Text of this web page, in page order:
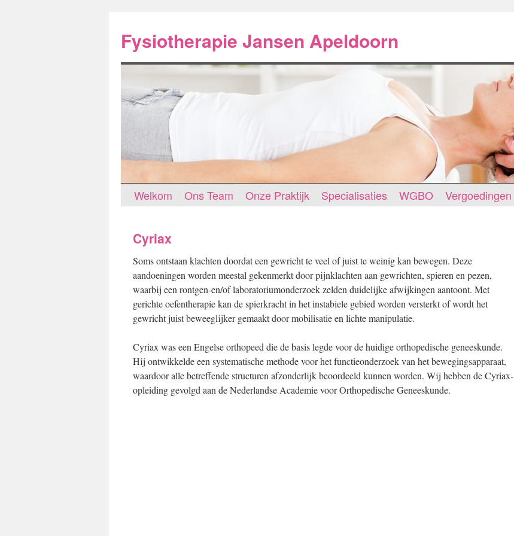
inhoudFysiotherapie Jansen Apeldoorn
Welkom Ons Team Onze Praktijk Specialisaties WGBO Vergoedingen
Cyriax
Soms ontstaan klachten doordat een gewricht te veel of juist te weinig kan bewegen. Deze
aandoeningen worden meestal gekenmerkt door pijnklachten aan gewrichten, spieren en pezen,
waarbij een rontgen-en/of laboratoriumonderzoek zelden duidelijke afwijkingen aantoont. Met
gerichte oefentherapie kan de spierkracht in het instabiele gebied worden versterkt of wordt het
gewricht juist beweeglijker gemaakt door mobilisatie en lichte manipulatie.
Cyriax was een Engelse orthopeed die de basis legde voor de huidige orthopedische geneeskunde.
Hij ontwikkelde een systematische methode voor het functieonderzoek van het bewegingsapparaat,
waardoor alle betreffende structuren afzonderlijk beoordeeld kunnen worden. Wij hebben de Cyriax-
opleiding gevolgd aan de Nederlandse Academie voor Orthopedische Geneeskunde.